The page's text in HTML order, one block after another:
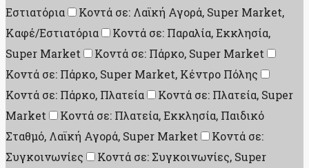
Εστιατόρια
Κοντά σε: Λαϊκή Αγορά, Super Market,
Καφέ/Εστιατόρια
Κοντά σε: Παραλία, Εκκλησία,
Super Market
Κοντά σε: Πάρκο, Super Market
Κοντά σε: Πάρκο, Super Market, Κέντρο Πόλης
Κοντά σε: Πάρκο, Πλατεία
Κοντά σε: Πλατεία, Super
Market
Κοντά σε: Πλατεία, Εκκλησία, Παιδικό
Σταθμό, Λαϊκή Αγορά, Super Market
Κοντά σε:
Συγκοινωνίες
Κοντά σε: Συγκοινωνίες, Super